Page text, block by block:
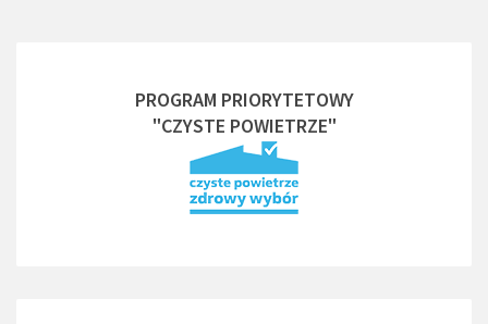
PROGRAM PRIORYTETOWY
"CZYSTE POWIETRZE"